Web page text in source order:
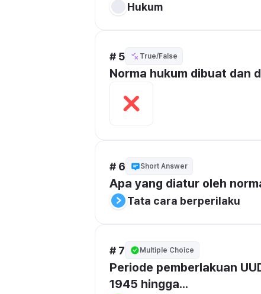
Hukum
# 5 True/False
Norma hukum dibuat dan
# 6 Short Answer
Apa yang diatur oleh
Tata cara berperilaku
# 7 Multiple Choice
Periode pemberlakuan
1945 hingga...